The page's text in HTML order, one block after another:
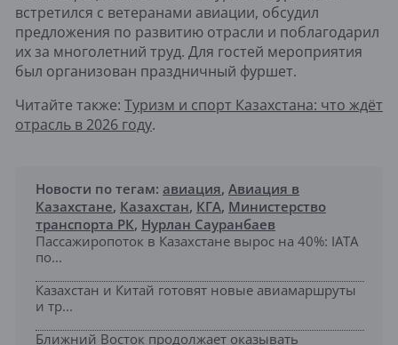
встретился с ветеранами авиации, обсудил
предложения по развитию отрасли и поблагодарил
их за многолетний труд. Для гостей мероприятия
был организован праздничный фуршет.
Читайте также: Туризм и спорт Казахстана: что ждёт
отрасль в 2026 году.
Новости по тегам: авиация, Авиация в
Казахстане, Казахстан, КГА, Министерство
транспорта РК, Нурлан Сауранбаев
Пассажиропоток в Казахстане вырос на 40%: IATA
по...
Казахстан и Китай готовят новые авиамаршруты
и тр...
Ближний Восток продолжает оказывать